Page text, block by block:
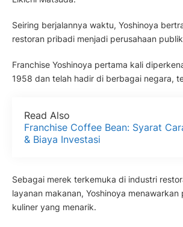
Seiring berjalannya waktu, Yoshinoya
restoran pribadi menjadi perusahaan
Franchise Yoshinoya pertama kali
1958 dan telah hadir di berbagai negara,
Read Also
Franchise Coffee Bean: Syarat
& Biaya Investasi
Sebagai merek terkemuka di industri
layanan makanan, Yoshinoya menawarkan
kuliner yang menarik.